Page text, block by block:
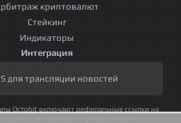
криптовалют
Стейкинг
Индикаторы
Интеграция
для трансляции новостей
Octobit включают реферальные ссылки на